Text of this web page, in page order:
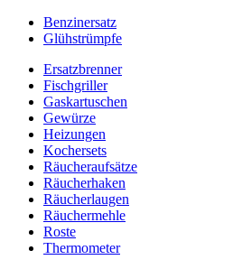
Benzinersatz
Glühstrümpfe
Ersatzbrenner
Fischgriller
Gaskartuschen
Gewürze
Heizungen
Kochersets
Räucheraufsätze
Räucherhaken
Räucherlaugen
Räuchermehle
Roste
Thermometer